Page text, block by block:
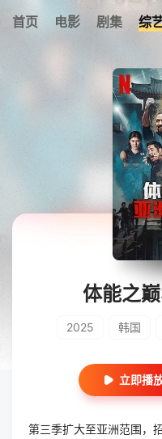
首页 电影 剧集 综
我的观影记录
暂无观
体能之
2025 韩国
立即播
第三季扩大至亚洲范围，